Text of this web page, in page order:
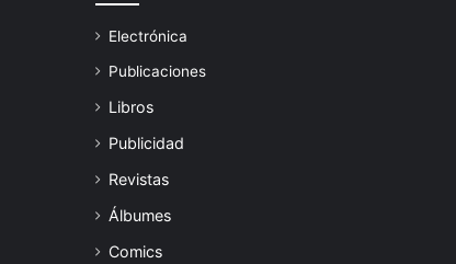
Electrónica
Publicaciones
Libros
Publicidad
Revistas
Álbumes
Comics